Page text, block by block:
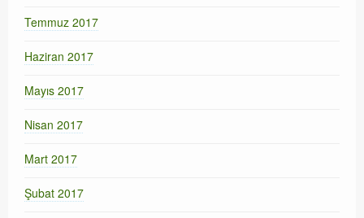
Temmuz 2017
Haziran 2017
Mayıs 2017
Nisan 2017
Mart 2017
Şubat 2017